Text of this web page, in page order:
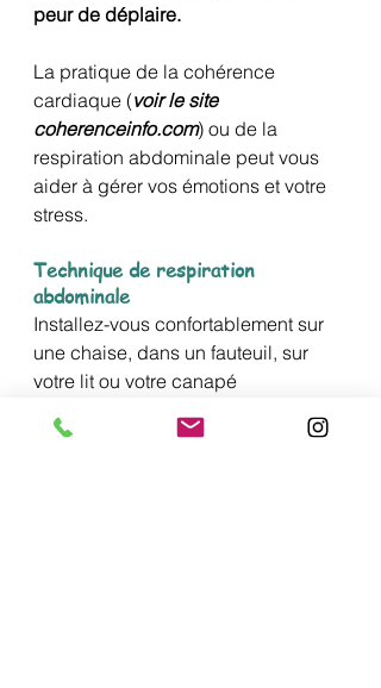
peur de déplaire.
La pratique de la cohérence
cardiaque (voir le site
coherenceinfo.com) ou de la
respiration abdominale peut vous
aider à gérer vos émotions et votre
stress.
Technique de respiration
abdominale
Installez-vous confortablement sur
une chaise, dans un fauteuil, sur
votre lit ou votre canapé
grandes inspirations / expirations